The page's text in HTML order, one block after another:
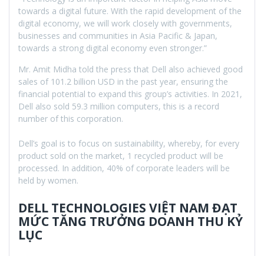
towards a digital future. With the rapid development of the
digital economy, we will work closely with governments,
businesses and communities in Asia Pacific & Japan,
towards a strong digital economy even stronger.”
Mr. Amit Midha told the press that Dell also achieved good
sales of 101.2 billion USD in the past year, ensuring the
financial potential to expand this group’s activities. In 2021,
Dell also sold 59.3 million computers, this is a record
number of this corporation.
Dell’s goal is to focus on sustainability, whereby, for every
product sold on the market, 1 recycled product will be
processed. In addition, 40% of corporate leaders will be
held by women.
DELL TECHNOLOGIES VIỆT NAM ĐẠT
MỨC TĂNG TRƯỞNG DOANH THU KỶ
LỤC